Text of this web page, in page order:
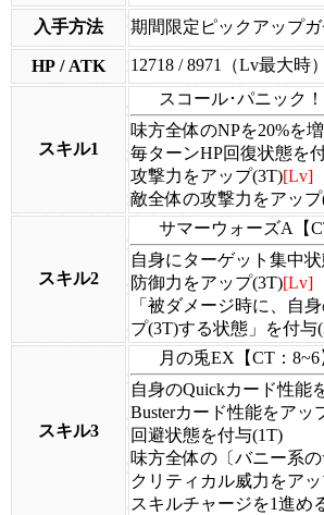
入手方法 期間限定ピックアップ
HP / ATK 12718 / 8971（Lv最大時）
スキル1
スコール･パニック
味方全体のNPを20%を
毎ターンHP回復状態を
攻撃力をアップ(3T)[Lv]
敵全体の攻撃力をアップ
スキル2
サマーウォーズA【
自身にターゲット集中
防御力をアップ(3T)[Lv]
「被ダメージ時に、自
プ(3T)する状態」を付与
スキル3
月の兎EX【CT：8~6
自身のQuickカード性能
Busterカード性能をアッ
回避状態を付与(1T)
味方全体の〔バニー系
クリティカル威力をア
スキルチャージを1進め